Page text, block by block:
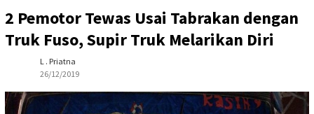
2 Pemotor Tewas Usai Tabrakan dengan
Truk Fuso, Supir Truk Melarikan Diri
L . Priatna
26/12/2019